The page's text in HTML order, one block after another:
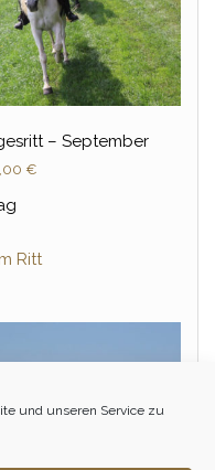
und unseren Service zu
– September
€
Ritt